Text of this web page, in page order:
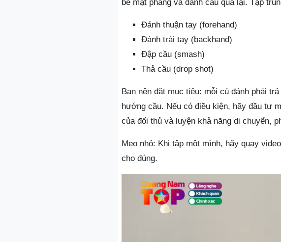
bề mặt phẳng và đánh cầu qua lại. Tập
Đánh thuận tay (forehand)
Đánh trái tay (backhand)
Đập cầu (smash)
Thả cầu (drop shot)
Bạn nên đặt mục tiêu: mỗi cú đánh phải
hướng cầu. Nếu có điều kiện, hãy đầu tư
của đối thủ và luyện khả năng di chuyển,
Mẹo nhỏ: Khi tập một mình, hãy quay
cho đúng.